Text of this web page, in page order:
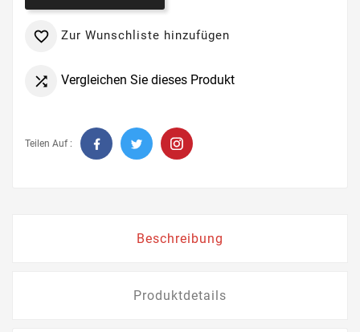
 Zur Wunschliste hinzufügen
 Vergleichen Sie dieses Produkt
Teilen Auf :
Beschreibung
Produktdetails